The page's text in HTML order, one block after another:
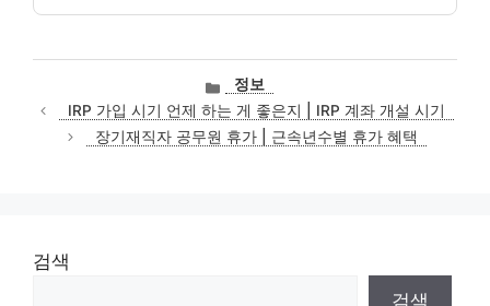
카
테
고
리
정보
IRP 가입 시기 언제 하는 게 좋은지 | IRP 계좌 개설 시기
장기재직자 공무원 휴가 | 근속년수별 휴가 혜택
검색
검색